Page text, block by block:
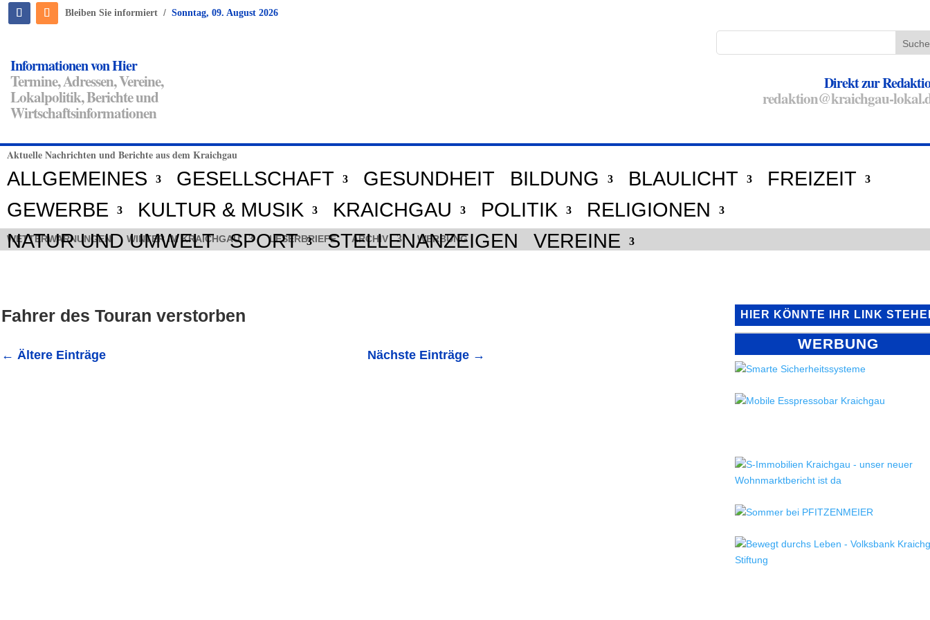
Bleiben Sie informiert / Sonntag, 09. August 2026
Informationen von Hier
Termine, Adressen, Vereine,
Lokalpolitik, Berichte und
Wirtschaftsinformationen
Direkt zur
redaktion@kraichgau-
Aktuelle Nachrichten und Berichte aus dem Kraichgau
ALLGEMEINES GESELLSCHAFT GESUNDHEIT BILDUNG BLAULICHT
FREIZEIT
GEWERBE
KULTUR & MUSIK KRAICHGAU POLITIK
RELIGIONEN
NATUR UND UMWELT
SPORT STELLENANZEIGEN VEREINE
WETTERWARNUNGEN WINTER IM KRAICHGAU LESERBRIEFE ARCHIV WERBUNG
Fahrer des Touran verstorben
← Ältere Einträge Nächste Einträge→
HIER KÖNNTE IHR LINK
WERBUNG